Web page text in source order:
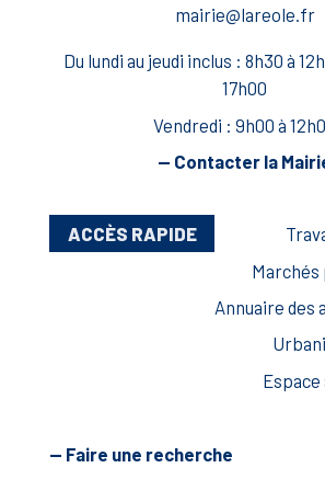
mairie@lareole.fr
Du lundi au jeudi inclus : 8h30 à
17h00
Vendredi : 9h00 à
— Contacter la
ACCÈS RAPIDE
Marchés
Annuaire des
— Faire une recherche